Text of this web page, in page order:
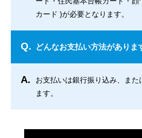
カード )が必要となります。
Q. どんなお支払い方法がありま
A.
お支払いは銀行振り込み、また
ます。